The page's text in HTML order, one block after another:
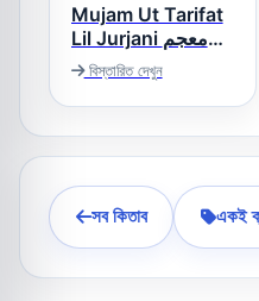
Mujam Ut Tarifat
Lil Jurjani معجم
التعریفات جرجانی
বিস্তারিত দেখুন
সব কিতাব একই